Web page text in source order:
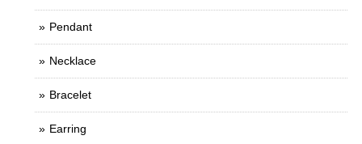
Pendant
Necklace
Bracelet
Earring